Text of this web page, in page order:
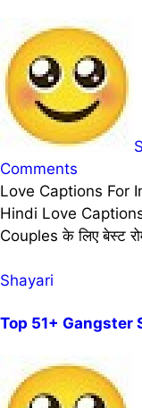
Comments
Love Captions For Instagram In Hindi: आज की ये पोस्ट
Hindi Love Captions
Couples के लिए बेस्ट
Shayari
Top 51+ Gangster